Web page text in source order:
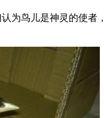
为鸟儿是神灵的使